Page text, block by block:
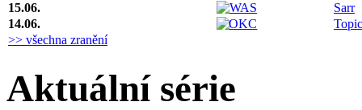
15.06.
Sarr
14.06.
Topic
>> všechna zranění
Aktuální série